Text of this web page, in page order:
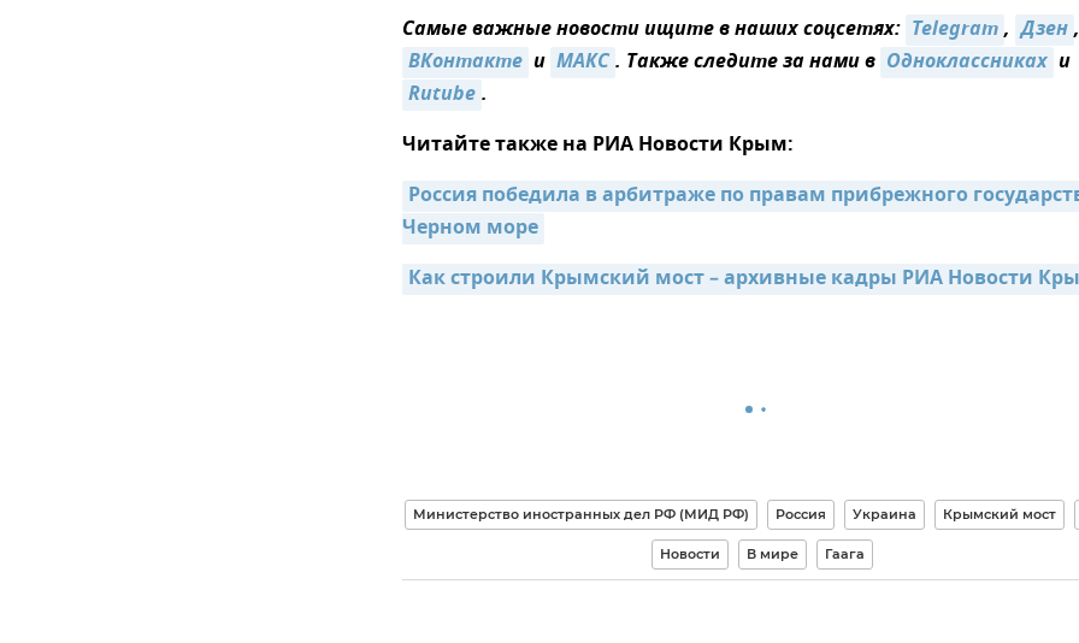
Самые важные новости ищите в наших соцсетях: Telegram, Дзен,
ВКонтакте и MAКС. Также следите за нами в Одноклассниках и
Rutube.
Читайте также на РИА Новости Крым:
Россия победила в арбитраже по правам прибрежного
Черном море
Как строили Крымский мост – архивные кадры РИА Новости
Министерство иностранных дел РФ (МИД РФ) Россия Украина Крымский мост
Новости В мире Гаага